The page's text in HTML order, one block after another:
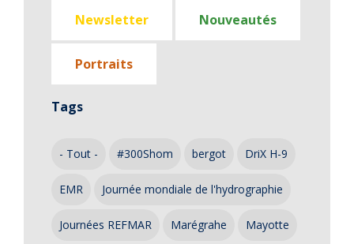
Newsletter Nouveautés
Portraits
Tags
- Tout - #300Shom bergot DriX H-9
EMR Journée mondiale de l'hydrographie
Journées REFMAR Marégrahe Mayotte